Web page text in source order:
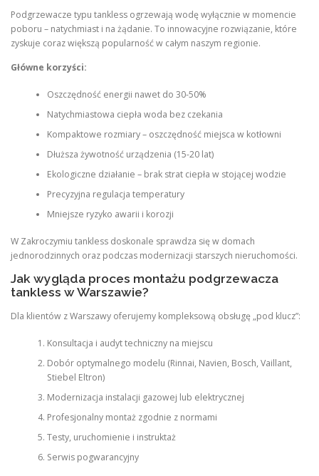
Podgrzewacze typu tankless ogrzewają wodę wyłącznie w momencie
poboru – natychmiast i na żądanie. To innowacyjne rozwiązanie, które
zyskuje coraz większą popularność w całym naszym regionie.
Główne korzyści:
Oszczędność energii nawet do 30-50%
Natychmiastowa ciepła woda bez czekania
Kompaktowe rozmiary – oszczędność miejsca w kotłowni
Dłuższa żywotność urządzenia (15-20 lat)
Ekologiczne działanie – brak strat ciepła w stojącej wodzie
Precyzyjna regulacja temperatury
Mniejsze ryzyko awarii i korozji
W Zakroczymiu tankless doskonale sprawdza się w domach
jednorodzinnych oraz podczas modernizacji starszych nieruchomości.
Jak wygląda proces montażu podgrzewacza
tankless w Warszawie?
Dla klientów z Warszawy oferujemy kompleksową obsługę „pod klucz”:
Konsultacja i audyt techniczny na miejscu
Dobór optymalnego modelu (Rinnai, Navien, Bosch, Vaillant,
Stiebel Eltron)
Modernizacja instalacji gazowej lub elektrycznej
Profesjonalny montaż zgodnie z normami
Testy, uruchomienie i instruktaż
Serwis pogwarancyjny